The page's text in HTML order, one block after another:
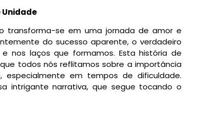
Unidade
transforma-se em uma jornada de amor e
do sucesso aparente, o verdadeiro
nos laços que formamos. Esta história de
todos nós reflitamos sobre a importância
em tempos de dificuldade.
intrigante narrativa, que segue tocando o